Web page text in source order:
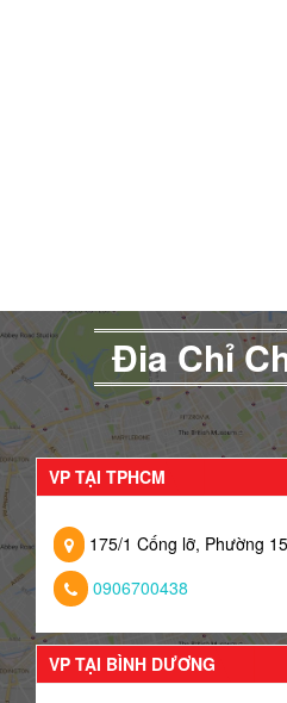
Đia Chỉ
VP TẠI TPHCM
175/1 Cống lỡ, Phường
0906700438
VP TẠI BÌNH DƯƠNG